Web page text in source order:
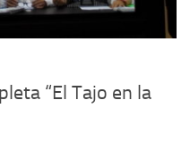
“El Tajo en la